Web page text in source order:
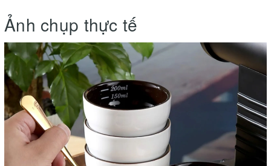
Ảnh chụp thực tế